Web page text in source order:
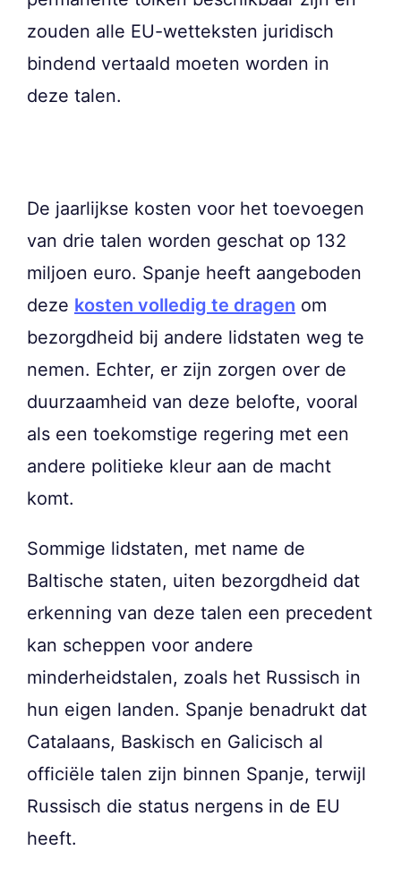
zouden alle EU-wetteksten juridisch
bindend vertaald moeten worden in
deze talen.
De jaarlijkse kosten voor het toevoegen
van drie talen worden geschat op 132
miljoen euro. Spanje heeft aangeboden
deze kosten volledig te dragen om
bezorgdheid bij andere lidstaten weg te
nemen. Echter, er zijn zorgen over de
duurzaamheid van deze belofte, vooral
als een toekomstige regering met een
andere politieke kleur aan de macht
komt.
Sommige lidstaten, met name de
Baltische staten, uiten bezorgdheid dat
erkenning van deze talen een precedent
kan scheppen voor andere
minderheidstalen, zoals het Russisch in
hun eigen landen. Spanje benadrukt dat
Catalaans, Baskisch en Galicisch al
officiële talen zijn binnen Spanje, terwijl
Russisch die status nergens in de EU
heeft.